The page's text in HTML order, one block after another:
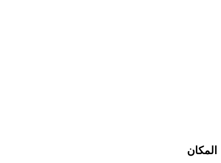
المكان